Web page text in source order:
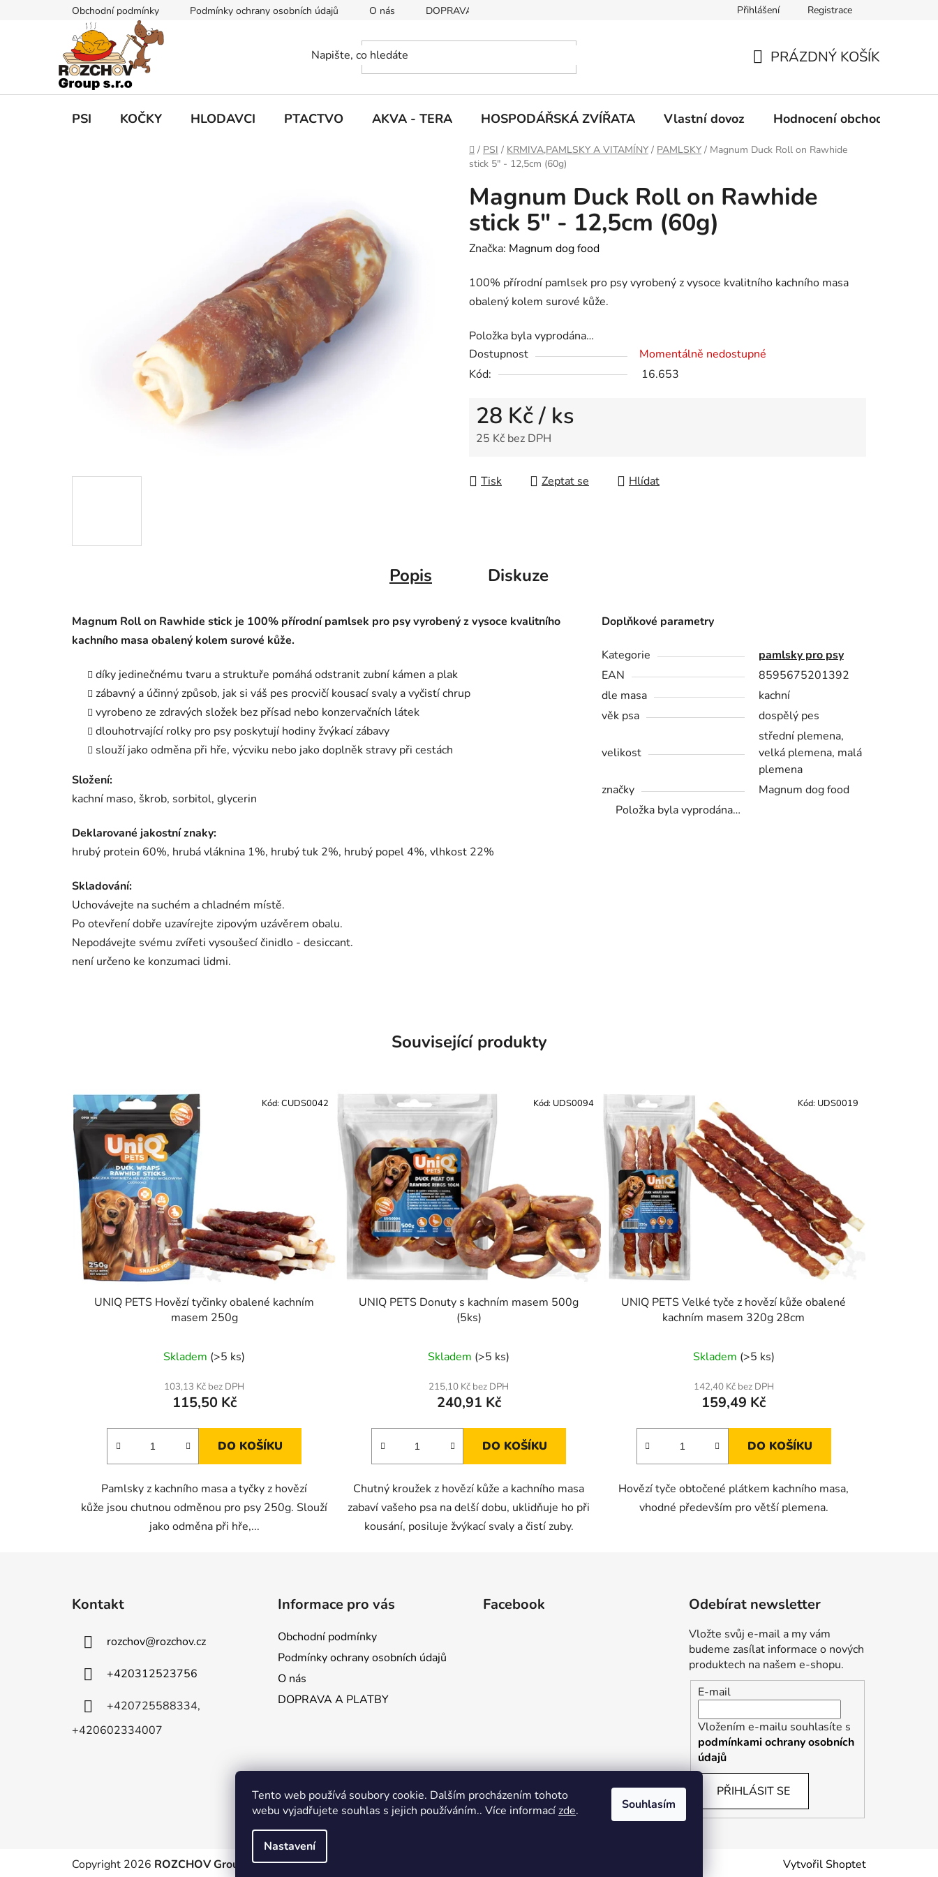
Tento web používá soubory cookie. Dalším procházením tohoto
webu vyjadřujete souhlas s jejich používáním.. Více informacízde.
Nastavení
Souhlasím
n
Obchodní podmínky Podmínky ochrany osobních údajů O nás DOPRAVA A PLATBY Přihlášení Registrace
K
Í
O
PRÁZDNÝ KOŠÍK
PSI KOČKY HLODAVCI PTACTVO AKVA - TERA HOSPODÁŘSKÁ ZVÍŘATA Vlastní dovoz Hodnocení obchodu
D
o
ů
/ PSI / KRMIVA,PAMLSKY A VITAMÍNY / PAMLSKY / Magnum Duck Roll on Rawhide
stick 5" - 12,5cm (60g)
Magnum Duck Roll on Rawhide
stick 5" - 12,5cm (60g)
Značka: Magnum dog food
100% přírodní pamlsek pro psy vyrobený z vysoce kvalitního kachního masa
obalený kolem surové kůže.
Položka byla vyprodána…
Dostupnost
Momentálně nedostupné
Kód:
16.653
28 Kč/ ks
25 Kč bez DPH
Tisk
Zeptat se Hlídat
Popis Diskuze
Magnum Roll on Rawhide stick je 100% přírodní pamlsek pro psy vyrobený z vysoce kvalitního
kachního masa obalený kolem surové kůže.
díky jedinečnému tvaru a struktuře pomáhá odstranit zubní kámen a plak
zábavný a účinný způsob, jak si váš pes procvičí kousací svaly a vyčistí chrup
vyrobeno ze zdravých složek bez přísad nebo konzervačních látek
dlouhotrvající rolky pro psy poskytují hodiny žvýkací zábavy
slouží jako odměna při hře, výcviku nebo jako doplněk stravy při cestách
Složení:
kachní maso, škrob, sorbitol, glycerin
Deklarované jakostní znaky:
hrubý protein 60%, hrubá vláknina 1%, hrubý tuk 2%, hrubý popel 4%, vlhkost 22%
Skladování:
Uchovávejte na suchém a chladném místě.
Po otevření dobře uzavírejte zipovým uzávěrem obalu.
Nepodávejte svému zvířeti vysoušecí činidlo - desiccant.
není určeno ke konzumaci lidmi.
Doplňkové parametry
Kategorie
pamlsky pro psy
EAN
8595675201392
dle masa
kachní
věk psa
dospělý pes
velikost
střední plemena,
velká plemena, malá
plemena
značky
Magnum dog food
Položka byla vyprodána…
Související produkty
UNIQ PETS Hovězí tyčinky obalené kachním
masem 250g
Skladem (>5 ks)
103,13 Kč bez DPH
115,50 Kč
DO KOŠÍKU
Pamlsky z kachního masa a tyčky z hovězí
kůže jsou chutnou odměnou pro psy 250g. Slouží
jako odměna při hře,...
Kód:CUDS0042
UNIQ PETS Donuty s kachním masem 500g
(5ks)
Skladem (>5 ks)
215,10 Kč bez DPH
240,91 Kč
DO KOŠÍKU
Chutný kroužek z hovězí kůže a kachního masa
zabaví vašeho psa na delší dobu, uklidňuje ho při
kousání, posiluje žvýkací svaly a čistí zuby.
Kód: UDS0094
UNIQ PETS Velké tyče z hovězí kůže obalené
kachním masem 320g 28cm
Skladem (>5 ks)
142,40 Kč bez DPH
159,49 Kč
DO KOŠÍKU
Hovězí tyče obtočené plátkem kachního masa,
vhodné především pro větší plemena.
Kód: UDS0019
Kontakt
rozchov@rozchov.cz
+420312523756
+420725588334,
+420602334007
Informace pro vás
Obchodní podmínky
Podmínky ochrany osobních údajů
O nás
DOPRAVA A PLATBY
Facebook Odebírat newsletter
Vložte svůj e-mail a my vám
budeme zasílat informace o nových
produktech na našem e-shopu.
E-mail
Vložením e-mailu souhlasíte s
podmínkami ochrany osobních
údajů
PŘIHLÁSIT SE
Vytvořil Shoptet
Copyright 2026 ROZCHOV Group s.r.o.. Všechna práva vyhrazena.